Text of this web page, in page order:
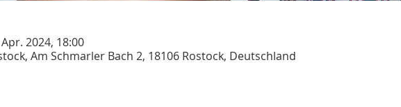
2024, 18:00
Am Schmarler Bach 2, 18106 Rostock, Deutschland